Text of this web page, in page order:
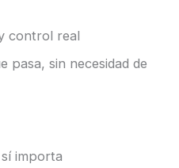
control real
pasa, sin necesidad de
importa